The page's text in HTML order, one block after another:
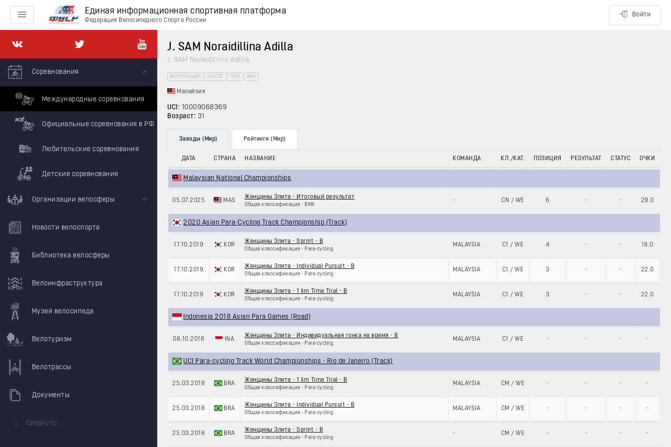
Единая информационная спортивная платформа
Федерация Велосипедного Спорта России
Войти
Соревнования
Международные соревнования
Официальные соревнования в РФ
Любительские соревнования
Детские соревнования
Организации велосферы
Новости велоспорта
Библиотека велосферы
Велоинфраструктура
Музей велосипеда
Велотуризм
Велотрассы
Документы
Свернуть
J. SAM Noraidillina Adilla
J. SAM Noraidillina Adilla
ВЕЛОГОНЩИК ШОССЕ ТРЕК BMX
Малайзия
UCI: 10009068369
Возраст: 31
Заезды (Мир) Рейтинги (Мир)
ДАТА СТРАНА НАЗВАНИЕ КОМАНДА КЛ./КАТ. ПОЗИЦИЯ РЕЗУЛЬТАТ СТАТУС ОЧКИ
Malaysian National Championships
05.07.2025 MAS
Женщины Элита - Итоговый результат
Общая классификация - BMX
- CN / WE 6 - - 29.0
2020 Asian Para-Cycling Track Championship (Track)
17.10.2019 KOR
Женщины Элита - Sprint - B
Общая классификация - Para-cycling
MALAYSIA C1/WE 4 - - 18.0
17.10.2019 KOR
Женщины Элита - Individual Pursuit - B
Общая классификация - Para-cycling
MALAYSIA C1/WE 3 - - 22.0
17.10.2019 KOR
Женщины Элита - 1 km Time Trial - B
Общая классификация - Para-cycling
MALAYSIA C1/WE 3 - - 22.0
Indonesia 2018 Asian Para Games (Road)
08.10.2018 INA
Женщины Элита - Индивидуальная гонка на время - B
Общая классификация - Para-cycling
MALAYSIA C1/WE - - - -
UCI Para-cycling Track World Championships - Rio de Janeiro (Track)
25.03.2018 BRA
Женщины Элита - 1 km Time Trial - B
Общая классификация - Para-cycling
MALAYSIA CM/WE - - - -
25.03.2018 BRA
Женщины Элита - Individual Pursuit - B
Общая классификация - Para-cycling
MALAYSIA CM/WE - - - -
25.03.2018 BRA
Женщины Элита - Sprint - B
Общая классификация - Para-cycling
- CM/WE - - - -